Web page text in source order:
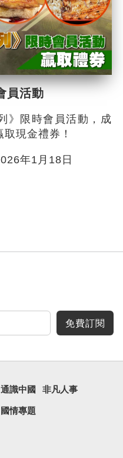
員活動
》限時會員活動，成
現金禮券！
年1月18日
免費訂閱
通識中國 非凡人事
國情專題